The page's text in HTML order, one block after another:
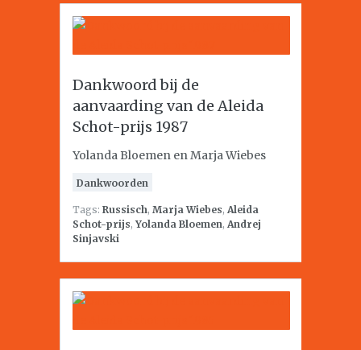
Dankwoord bij de
aanvaarding van de Aleida
Schot-prijs 1987
Yolanda Bloemen en Marja Wiebes
Dankwoorden
Tags: Russisch, Marja Wiebes, Aleida
Schot-prijs,Yolanda Bloemen, Andrej
Sinjavski